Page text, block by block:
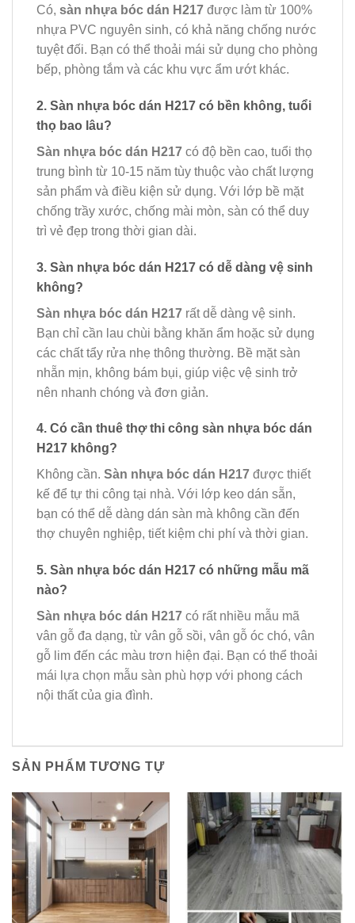
Có, sàn nhựa bóc dán H217 được làm từ 100%
nhựa PVC nguyên sinh, có khả năng chống nước
tuyệt đối. Bạn có thể thoải mái sử dụng cho phòng
bếp, phòng tắm và các khu vực ẩm ướt khác.
2. Sàn nhựa bóc dán H217 có bền không, tuổi
thọ bao lâu?
Sàn nhựa bóc dán H217 có độ bền cao, tuổi thọ
trung bình từ 10-15 năm tùy thuộc vào chất lượng
sản phẩm và điều kiện sử dụng. Với lớp bề mặt
chống trầy xước, chống mài mòn, sàn có thể duy
trì vẻ đẹp trong thời gian dài.
3. Sàn nhựa bóc dán H217 có dễ dàng vệ sinh
không?
Sàn nhựa bóc dán H217 rất dễ dàng vệ sinh.
Bạn chỉ cần lau chùi bằng khăn ẩm hoặc sử dụng
các chất tẩy rửa nhẹ thông thường. Bề mặt sàn
nhẵn mịn, không bám bụi, giúp việc vệ sinh trở
nên nhanh chóng và đơn giản.
4. Có cần thuê thợ thi công sàn nhựa bóc dán
H217 không?
Không cần. Sàn nhựa bóc dán H217 được thiết
kế để tự thi công tại nhà. Với lớp keo dán sẵn,
bạn có thể dễ dàng dán sàn mà không cần đến
thợ chuyên nghiệp, tiết kiệm chi phí và thời gian.
5. Sàn nhựa bóc dán H217 có những mẫu mã
nào?
Sàn nhựa bóc dán H217 có rất nhiều mẫu mã
vân gỗ đa dạng, từ vân gỗ sồi, vân gỗ óc chó, vân
gỗ lim đến các màu trơn hiện đại. Bạn có thể thoải
mái lựa chọn mẫu sàn phù hợp với phong cách
nội thất của gia đình.
SẢN PHẨM TƯƠNG TỰ